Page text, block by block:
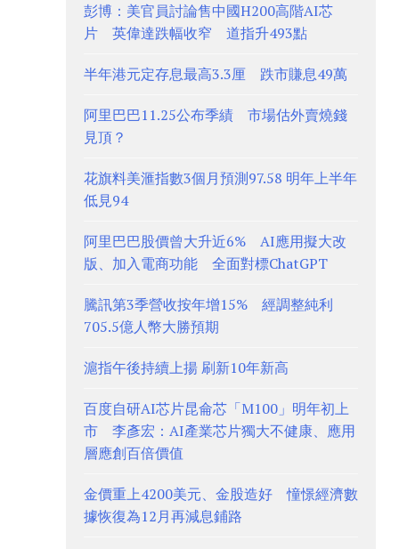
彭博：美官員討論售中國H200高階AI芯
片 英偉達跌幅收窄 道指升493點
半年港元定存息最高3.3厘 跌市賺息49萬
阿里巴巴11.25公布季績 市場估外賣燒錢
見頂？
花旗料美滙指數3個月預測97.58 明年上半年
低見94
阿里巴巴股價曾大升近6% AI應用擬大改
版、加入電商功能 全面對標ChatGPT
騰訊第3季營收按年增15% 經調整純利
705.5億人幣大勝預期
滬指午後持續上揚 刷新10年新高
百度自研AI芯片昆侖芯「M100」明年初上
市 李彥宏：AI產業芯片獨大不健康、應用
層應創百倍價值
金價重上4200美元、金股造好 憧憬經濟數
據恢復為12月再減息鋪路